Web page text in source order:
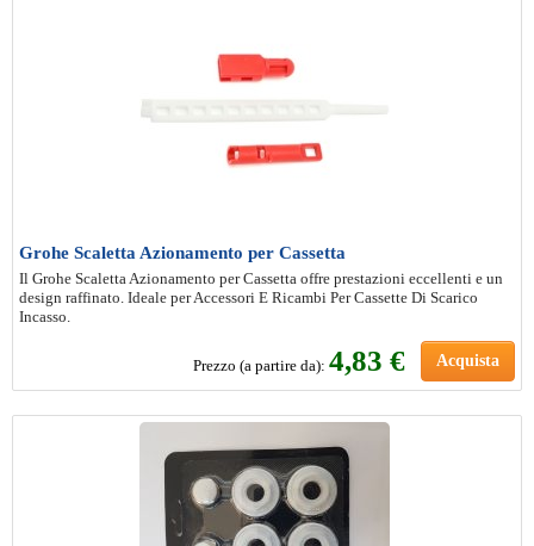
Grohe Scaletta Azionamento per Cassetta
Il Grohe Scaletta Azionamento per Cassetta offre prestazioni eccellenti e un
design raffinato. Ideale per Accessori E Ricambi Per Cassette Di Scarico
Incasso.
Prezzo (a partire da): 4,83 € Acquista